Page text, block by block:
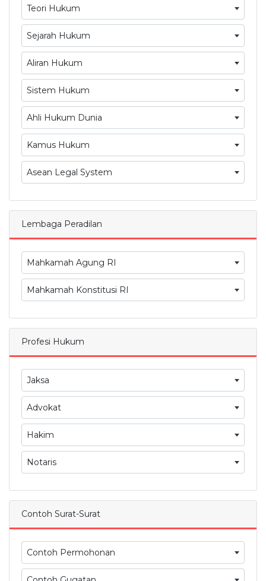
Teori Hukum
Sejarah Hukum
Aliran Hukum
Sistem Hukum
Ahli Hukum Dunia
Kamus Hukum
Asean Legal System
Lembaga Peradilan
Mahkamah Agung RI
Mahkamah Konstitusi RI
Profesi Hukum
Jaksa
Advokat
Hakim
Notaris
Contoh Surat-Surat
Contoh Permohonan